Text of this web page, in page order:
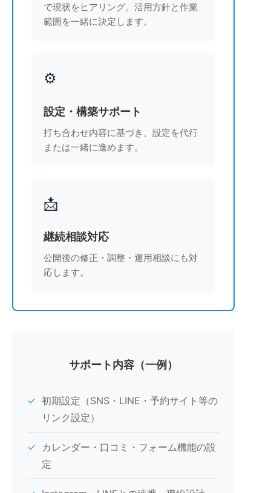
で現状をヒアリング。活用方針と作業
範囲を一緒に決定します。
⚙️
設定・構築サポート
打ち合わせ内容に基づき、設定を代行
または一緒に進めます。
📩
継続相談対応
公開後の修正・調整・運用相談にも対
応します。
サポート内容（一例）
✓ 初期設定（SNS・LINE・予約サイト等の
リンク設定）
✓
カレンダー・口コミ・フォーム機能の設
定